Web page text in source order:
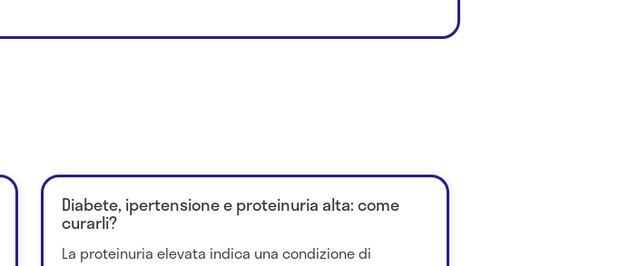
Diabete, ipertensione e proteinuria alta: come
curarli?
La proteinuria elevata indica una condizione di